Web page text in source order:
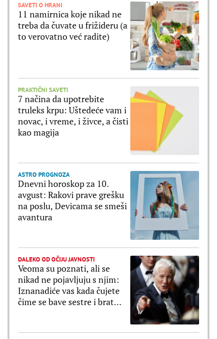
SAVETI O HRANI
11 namirnica koje nikad ne
treba da čuvate u frižideru (a
to verovatno već radite)
PRAKTIČNI SAVETI
7 načina da upotrebite
truleks krpu: Uštedeće vam i
novac, i vreme, i živce, a čisti
kao magija
ASTRO PROGNOZA
Dnevni horoskop za 10.
avgust: Rakovi prave grešku
na poslu, Devicama se smeši
avantura
DALEKO OD OČIJU JAVNOSTI
Veoma su poznati, ali se
nikad ne pojavljuju s njim:
Iznanadiće vas kada čujete
čime se bave sestre i brat